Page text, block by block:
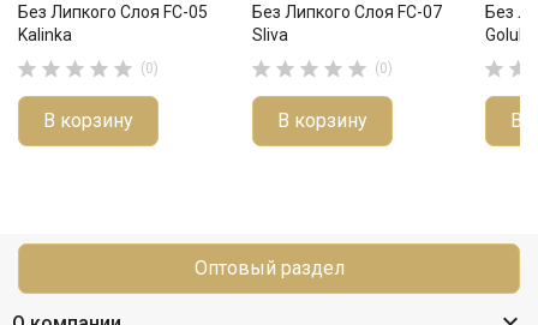
Без Липкого Слоя FC-05
Kalinka
     (0)
В корзину
Без Липкого Слоя FC-07
Sliva
     (0)
В корзину
Без
 
В
Оптовый раздел